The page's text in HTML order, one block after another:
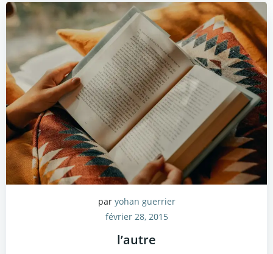
par yohan guerrier
février 28, 2015
l’autre